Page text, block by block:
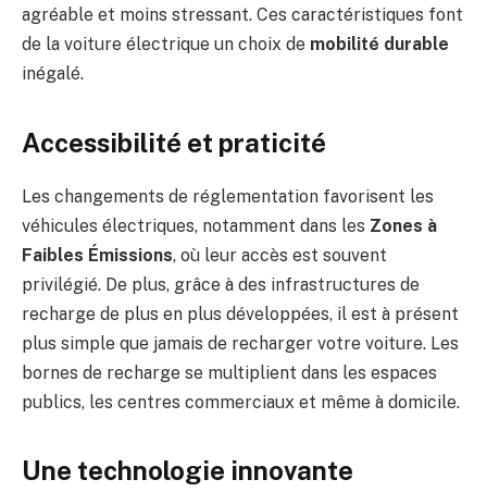
agréable et moins stressant. Ces caractéristiques font
de la voiture électrique un choix de mobilité durable
inégalé.
Accessibilité et praticité
Les changements de réglementation favorisent les
véhicules électriques, notamment dans les Zones à
Faibles Émissions, où leur accès est souvent
privilégié. De plus, grâce à des infrastructures de
recharge de plus en plus développées, il est à présent
plus simple que jamais de recharger votre voiture. Les
bornes de recharge se multiplient dans les espaces
publics, les centres commerciaux et même à domicile.
Une technologie innovante